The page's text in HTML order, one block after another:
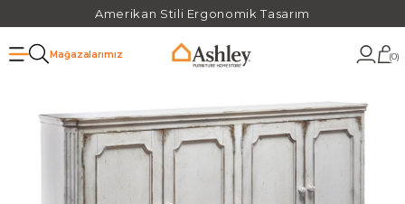
Amerikan Stili Ergonomik Tasarım
Mağazalarımız 0